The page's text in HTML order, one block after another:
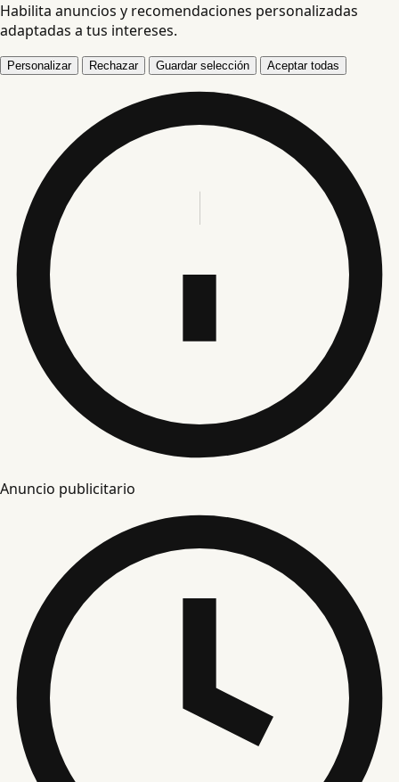
Habilita anuncios y recomendaciones personalizadas
adaptadas a tus intereses.
Personalizar Rechazar Guardar selección Aceptar todas
Anuncio publicitario